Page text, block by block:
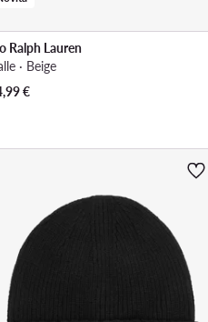
Ralph Lauren
· Beige
€